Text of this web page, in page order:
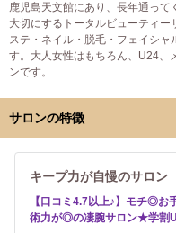
鹿児島天文館にあり、長年通っ
大切にするトータルビューティー
ステ・ネイル・脱毛・フェイシャ
す。大人女性はもちろん、U24、
ンです。
サロンの特徴
キープ力が自慢のサロン
【口コミ4.7以上♪】モチ◎お
術力が◎の凄腕サロン★学割